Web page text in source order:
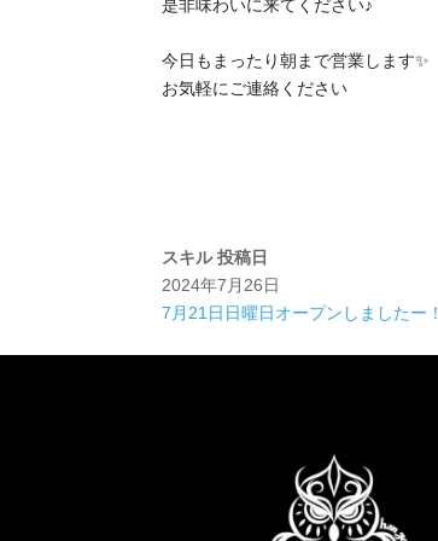
是非味わいに来てください♪
今日もまったり朝まで営業します✨
お気軽にご連絡ください
スキル 投稿日
2024年7月26日
7月21日日曜日オープンしましたー！